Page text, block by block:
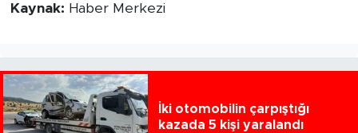
Kaynak: Haber Merkezi
İki otomobilin çarpıştığı
kazada 5 kişi yaralandı